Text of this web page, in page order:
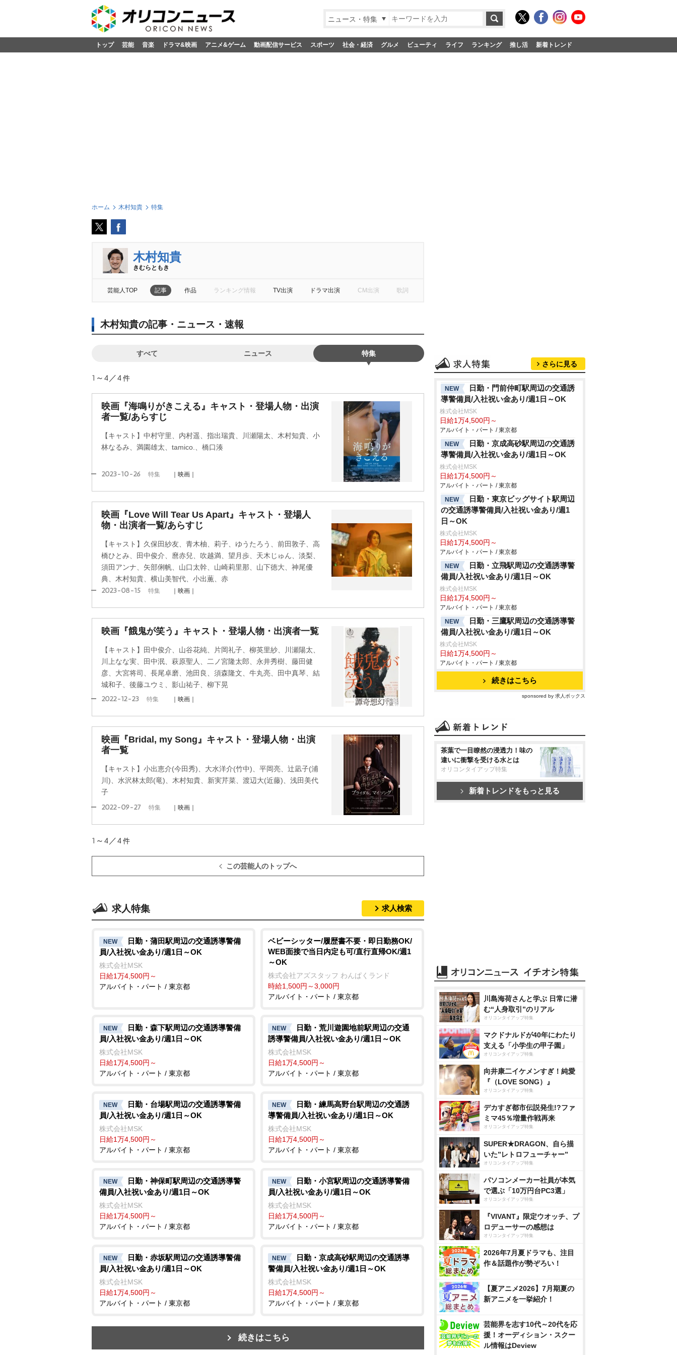
ニュース・特集
トップ 芸能 音楽 ドラマ&映画 アニメ&ゲーム 動画配信サービス スポーツ 社会・経済 グルメ ビューティ ライフ ランキング 推し活 新着トレンド
ホーム 木村知貴 特集
木村知貴
きむらともき
芸能人TOP 記事 作品 ランキング情報 TV出演 ドラマ出演 CM出演 歌詞
木村知貴の記事・ニュース・速報
すべて ニュース 特集
1～4／4件
映画『海鳴りがきこえる』キャスト・登場人物・出演
者一覧/あらすじ
【キャスト】中村守里、内村遥、指出瑞貴、川瀬陽太、木村知貴、小
林なるみ、満園雄太、tamico.、橋口湊
2023-10-26 特集 ｜映画｜
映画『Love Will Tear Us Apart』キャスト・登場人
物・出演者一覧/あらすじ
【キャスト】久保田紗友、青木柚、莉子、ゆうたろう、前田敦子、高
橋ひとみ、田中俊介、麿赤兒、吹越満、望月歩、天木じゅん、淡梨、
須田アンナ、矢部俐帆、山口太幹、山崎莉里那、山下徳大、神尾優
典、木村知貴、横山美智代、小出薫、赤
2023-08-15 特集 ｜映画｜
映画『餓鬼が笑う』キャスト・登場人物・出演者一覧
【キャスト】田中俊介、山谷花純、片岡礼子、柳英里紗、川瀬陽太、
川上なな実、田中泯、萩原聖人、二ノ宮隆太郎、永井秀樹、藤田健
彦、大宮将司、長尾卓磨、池田良、須森隆文、牛丸亮、田中真琴、結
城和子、後藤ユウミ、影山祐子、柳下晃
2022-12-23 特集 ｜映画｜
映画『Bridal, my Song』キャスト・登場人物・出演
者一覧
【キャスト】小出恵介(今田秀)、大水洋介(竹中)、平岡亮、辻凪子(浦
川)、水沢林太郎(竜)、木村知貴、新実芹菜、渡辺大(近藤)、浅田美代
子
2022-09-27 特集 ｜映画｜
1～4／4件
この芸能人のトップへ
求人特集 求人検索
NEW
日勤・蒲田駅周辺の交通誘導警備
員/入社祝い金あり/週1日～OK
株式会社MSK
日給1万4,500円～
アルバイト・パート / 東京都
ベビーシッター/履歴書不要・即日勤務OK/
WEB面接で当日内定も可/直行直帰OK/週1
～OK
株式会社アズスタッフ わんぱくランド
時給1,500円～3,000円
アルバイト・パート / 東京都
NEW
日勤・森下駅周辺の交通誘導警備
員/入社祝い金あり/週1日～OK
株式会社MSK
日給1万4,500円～
アルバイト・パート / 東京都
NEW
日勤・荒川遊園地前駅周辺の交通
誘導警備員/入社祝い金あり/週1日～OK
株式会社MSK
日給1万4,500円～
アルバイト・パート / 東京都
NEW
日勤・台場駅周辺の交通誘導警備
員/入社祝い金あり/週1日～OK
株式会社MSK
日給1万4,500円～
アルバイト・パート / 東京都
NEW
日勤・練馬高野台駅周辺の交通誘
導警備員/入社祝い金あり/週1日～OK
株式会社MSK
日給1万4,500円～
アルバイト・パート / 東京都
NEW
日勤・神保町駅周辺の交通誘導警
備員/入社祝い金あり/週1日～OK
株式会社MSK
日給1万4,500円～
アルバイト・パート / 東京都
NEW
日勤・小宮駅周辺の交通誘導警備
員/入社祝い金あり/週1日～OK
株式会社MSK
日給1万4,500円～
アルバイト・パート / 東京都
NEW
日勤・赤坂駅周辺の交通誘導警備
員/入社祝い金あり/週1日～OK
株式会社MSK
日給1万4,500円～
アルバイト・パート / 東京都
NEW
日勤・京成高砂駅周辺の交通誘導
警備員/入社祝い金あり/週1日～OK
株式会社MSK
日給1万4,500円～
アルバイト・パート / 東京都
続きはこちら
さらに見る
NEW
日勤・門前仲町駅周辺の交通誘
導警備員/入社祝い金あり/週1日～OK
株式会社MSK
日給1万4,500円～
アルバイト・パート / 東京都
NEW
日勤・京成高砂駅周辺の交通誘
導警備員/入社祝い金あり/週1日～OK
株式会社MSK
日給1万4,500円～
アルバイト・パート / 東京都
NEW
日勤・東京ビッグサイト駅周辺
の交通誘導警備員/入社祝い金あり/週1
日～OK
株式会社MSK
日給1万4,500円～
アルバイト・パート / 東京都
NEW
日勤・立飛駅周辺の交通誘導警
備員/入社祝い金あり/週1日～OK
株式会社MSK
日給1万4,500円～
アルバイト・パート / 東京都
NEW
日勤・三鷹駅周辺の交通誘導警
備員/入社祝い金あり/週1日～OK
株式会社MSK
日給1万4,500円～
アルバイト・パート / 東京都
続きはこちら
sponsored by 求人ボックス
茶葉で一目瞭然の浸透力！味の
違いに衝撃を受ける水とは
オリコンタイアップ特集
新着トレンドをもっと見る
川島海荷さんと学ぶ 日常に潜
む“人身取引”のリアル
オリコンタイアップ特集
マクドナルドが40年にわたり
支える「小学生の甲子園」
オリコンタイアップ特集
向井康二イケメンすぎ！純愛
『（LOVE SONG）』
オリコンタイアップ特集
デカすぎ都市伝説発生!?ファ
ミマ45％増量作戦再来
オリコンタイアップ特集
SUPER★DRAGON、自ら描
いた”レトロフューチャー”
オリコンタイアップ特集
パソコンメーカー社員が本気
で選ぶ「10万円台PC3選」
オリコンタイアップ特集
『VIVANT』限定ウオッチ、プ
ロデューサーの感想は
オリコンタイアップ特集
2026年7月夏ドラマも、注目
作＆話題作が勢ぞろい！
【夏アニメ2026】7月期夏の
新アニメを一挙紹介！
芸能界を志す10代～20代を応
援！オーディション・スクー
ル情報はDeview